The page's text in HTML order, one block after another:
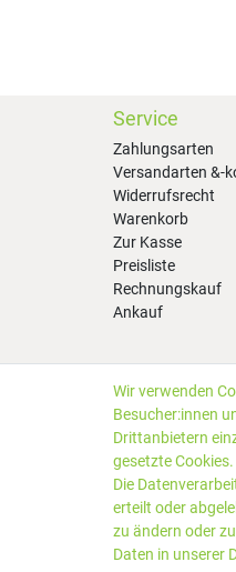
Service
Zahlungsarten
Versandarten &-
Widerrufsrecht
Warenkorb
Zur Kasse
Preisliste
Rechnungskauf
Ankauf
*Alle Preise inkl.
Wir verwenden
Besucher:innen
Drittanbietern
gesetzte
Die
erteilt oder
zu ändern oder
Daten in unserer